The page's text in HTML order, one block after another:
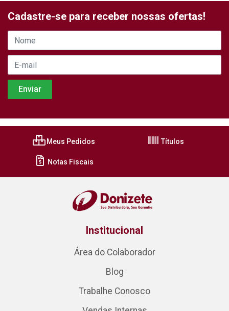
Cadastre-se para receber nossas ofertas!
Meus Pedidos Títulos
Notas Fiscais
Institucional
Área do Colaborador
Blog
Trabalhe Conosco